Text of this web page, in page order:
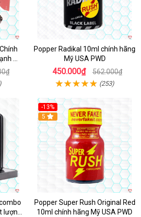
Mẽ
Popper Radikal 10ml chính hãng
Mỹ USA PWD
450.000₫ 562.000₫
(253)
-13%
Hot
5
Popper Super Rush Original Red
10ml chính hãng Mỹ USA PWD